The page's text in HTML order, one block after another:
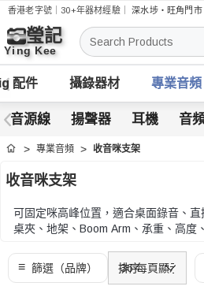
香港老字號｜30+年器材經驗｜深水埗・旺角門市
搜
索
配件 攝錄器材 專業音頻
音源線 揚聲器 耳機 音
首頁 專業音頻 收音咪支架
收音咪支架
可固定咪高峰位置，適合桌面錄音、
桌夾、地架、Boom Arm、承重、高度
較。